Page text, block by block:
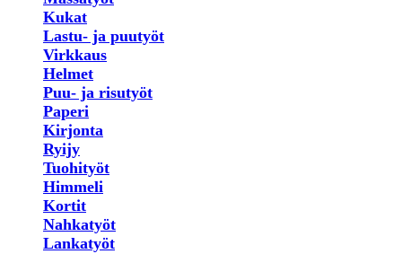
Kukat
Lastu- ja puutyöt
Virkkaus
Helmet
Puu- ja risutyöt
Paperi
Kirjonta
Ryijy
Tuohityöt
Himmeli
Kortit
Nahkatyöt
Lankatyöt